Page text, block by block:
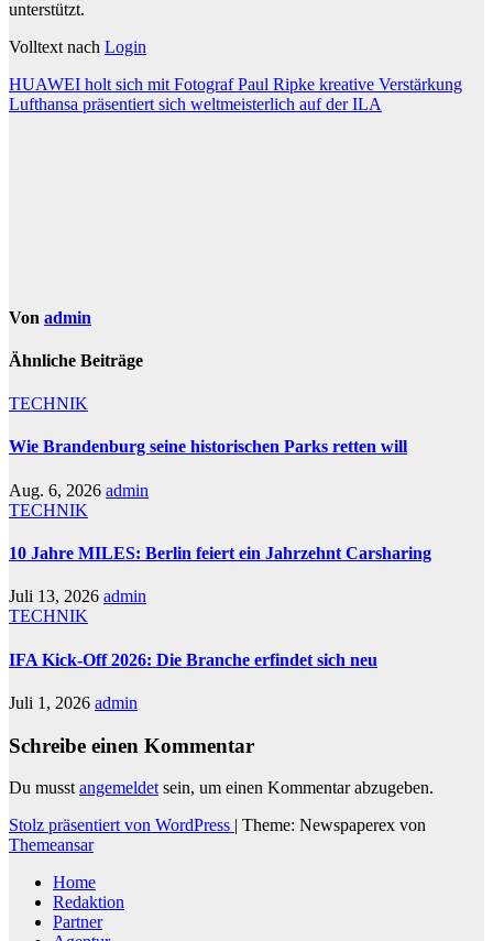
unterstützt.
Volltext nach Login
Beitragsnavigation
HUAWEI holt sich mit Fotograf Paul Ripke kreative Verstärkung
Lufthansa präsentiert sich weltmeisterlich auf der ILA
Von admin
Ähnliche Beiträge
TECHNIK
Wie Brandenburg seine historischen Parks retten will
Aug. 6, 2026 admin
TECHNIK
10 Jahre MILES: Berlin feiert ein Jahrzehnt Carsharing
Juli 13, 2026 admin
TECHNIK
IFA Kick-Off 2026: Die Branche erfindet sich neu
Juli 1, 2026 admin
Schreibe einen Kommentar
Du musst angemeldet sein, um einen Kommentar abzugeben.
Stolz präsentiert von WordPress | Theme: Newspaperex von
Themeansar
Home
Redaktion
Partner